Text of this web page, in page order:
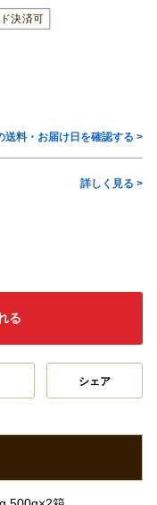
送料・お届け日を確認する >
詳しく見る >
る
シェア